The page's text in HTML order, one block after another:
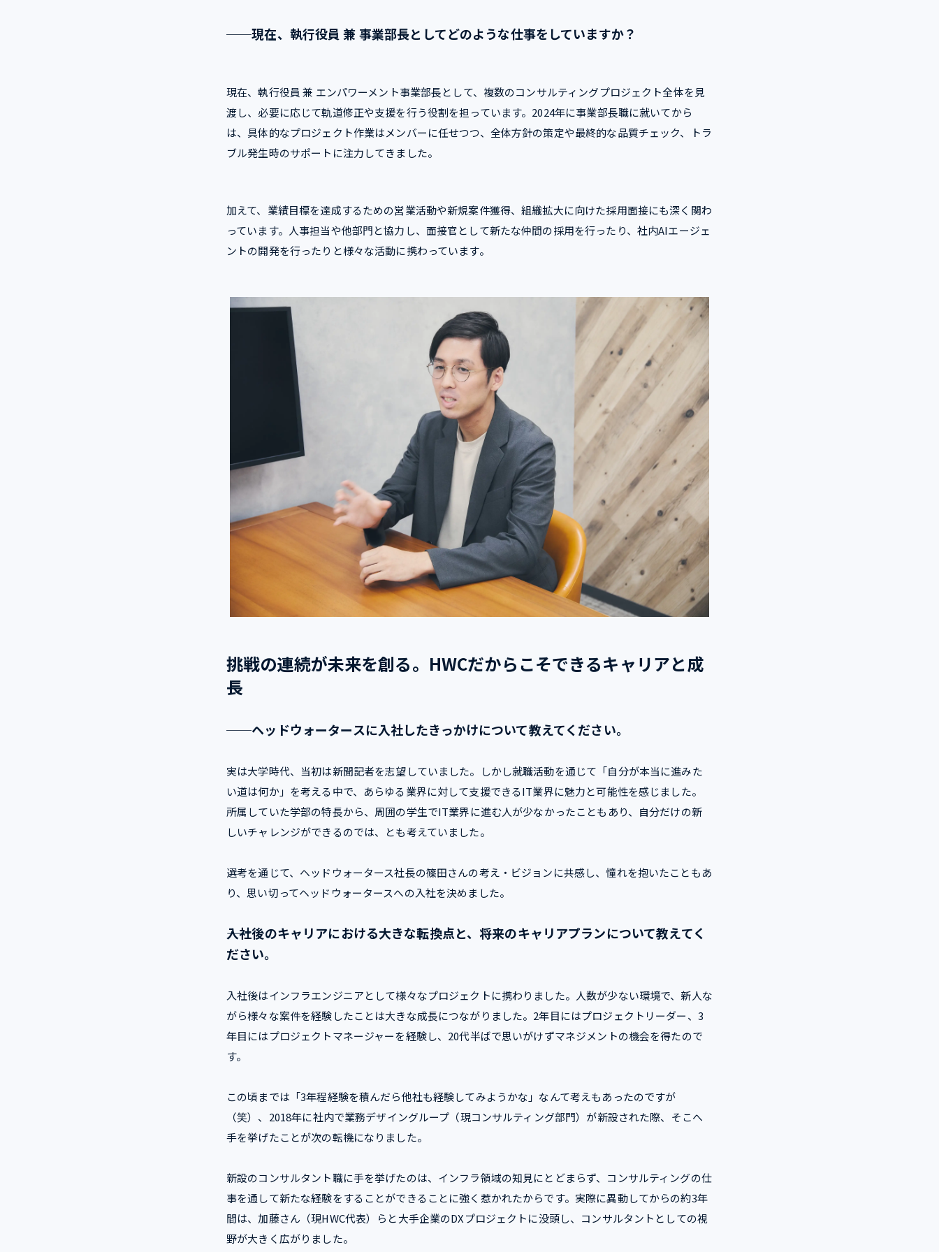
──現在、執行役員 兼 事業部長としてどのような仕事をしていますか？
現在、執行役員 兼 エンパワーメント事業部長として、複数のコンサルティングプロジェクト全体を見
渡し、必要に応じて軌道修正や支援を行う役割を担っています。2024年に事業部長職に就いてから
は、具体的なプロジェクト作業はメンバーに任せつつ、全体方針の策定や最終的な品質チェック、トラ
ブル発生時のサポートに注力してきました。
加えて、業績目標を達成するための営業活動や新規案件獲得、組織拡大に向けた採用面接にも深く関わ
っています。人事担当や他部門と協力し、面接官として新たな仲間の採用を行ったり、社内AIエージェ
ントの開発を行ったりと様々な活動に携わっています。
挑戦の連続が未来を創る。HWCだからこそできるキャリアと成
長
──ヘッドウォータースに入社したきっかけについて教えてください。
実は大学時代、当初は新聞記者を志望していました。しかし就職活動を通じて「自分が本当に進みた
い道は何か」を考える中で、あらゆる業界に対して支援できるIT業界に魅力と可能性を感じました。
所属していた学部の特長から、周囲の学生でIT業界に進む人が少なかったこともあり、自分だけの新
しいチャレンジができるのでは、とも考えていました。
選考を通じて、ヘッドウォータース社長の篠田さんの考え・ビジョンに共感し、憧れを抱いたこともあ
り、思い切ってヘッドウォータースへの入社を決めました。
――入社後のキャリアにおける大きな転換点と、将来のキャリアプランについて教えてく
ださい。
入社後はインフラエンジニアとして様々なプロジェクトに携わりました。人数が少ない環境で、新人な
がら様々な案件を経験したことは大きな成長につながりました。2年目にはプロジェクトリーダー、3
年目にはプロジェクトマネージャーを経験し、20代半ばで思いがけずマネジメントの機会を得たので
す。
この頃までは「3年程経験を積んだら他社も経験してみようかな」なんて考えもあったのですが
（笑）、2018年に社内で業務デザイングループ（現コンサルティング部門）が新設された際、そこへ
手を挙げたことが次の転機になりました。
新設のコンサルタント職に手を挙げたのは、インフラ領域の知見にとどまらず、コンサルティングの仕
事を通して新たな経験をすることができることに強く惹かれたからです。実際に異動してからの約3年
間は、加藤さん（現HWC代表）らと大手企業のDXプロジェクトに没頭し、コンサルタントとしての視
野が大きく広がりました。